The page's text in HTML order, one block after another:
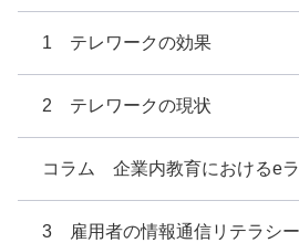
1 テレワークの効果
2 テレワークの現状
コラム 企業内教育におけるe
3 雇用者の情報通信リテラシー